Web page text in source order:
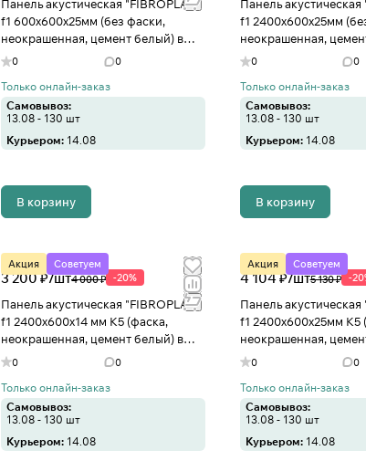
Панель акустическая "FIBROPLAN"
f1 600х600х25мм (без фаски,
неокрашенная, цемент белый) в
Иваново
0 0
Только онлайн-заказ
Самовывоз:
13.08 - 130 шт
Курьером: 14.08
В корзину
Панель акустическая
f1 2400х600х25мм
неокрашенная,
Иваново
0 0
Только онлайн-заказ
Самовывоз:
13.08 - 130 шт
Курьером:14.08
В корзину
Акция Советуем
3 200 ₽/шт4 000 ₽ -20%
Панель акустическая "FIBROPLAN"
f1 2400х600х14 мм К5 (фаска,
неокрашенная, цемент белый) в
Иваново
0 0
Только онлайн-заказ
Самовывоз:
13.08 - 130 шт
Курьером: 14.08
Акция Советуем
4 104 ₽/шт5 130 ₽ -
Панель акустическая
f1 2400х600х25мм К5
неокрашенная,
Иваново
0 0
Только онлайн-заказ
Самовывоз:
13.08 - 130 шт
Курьером:14.08